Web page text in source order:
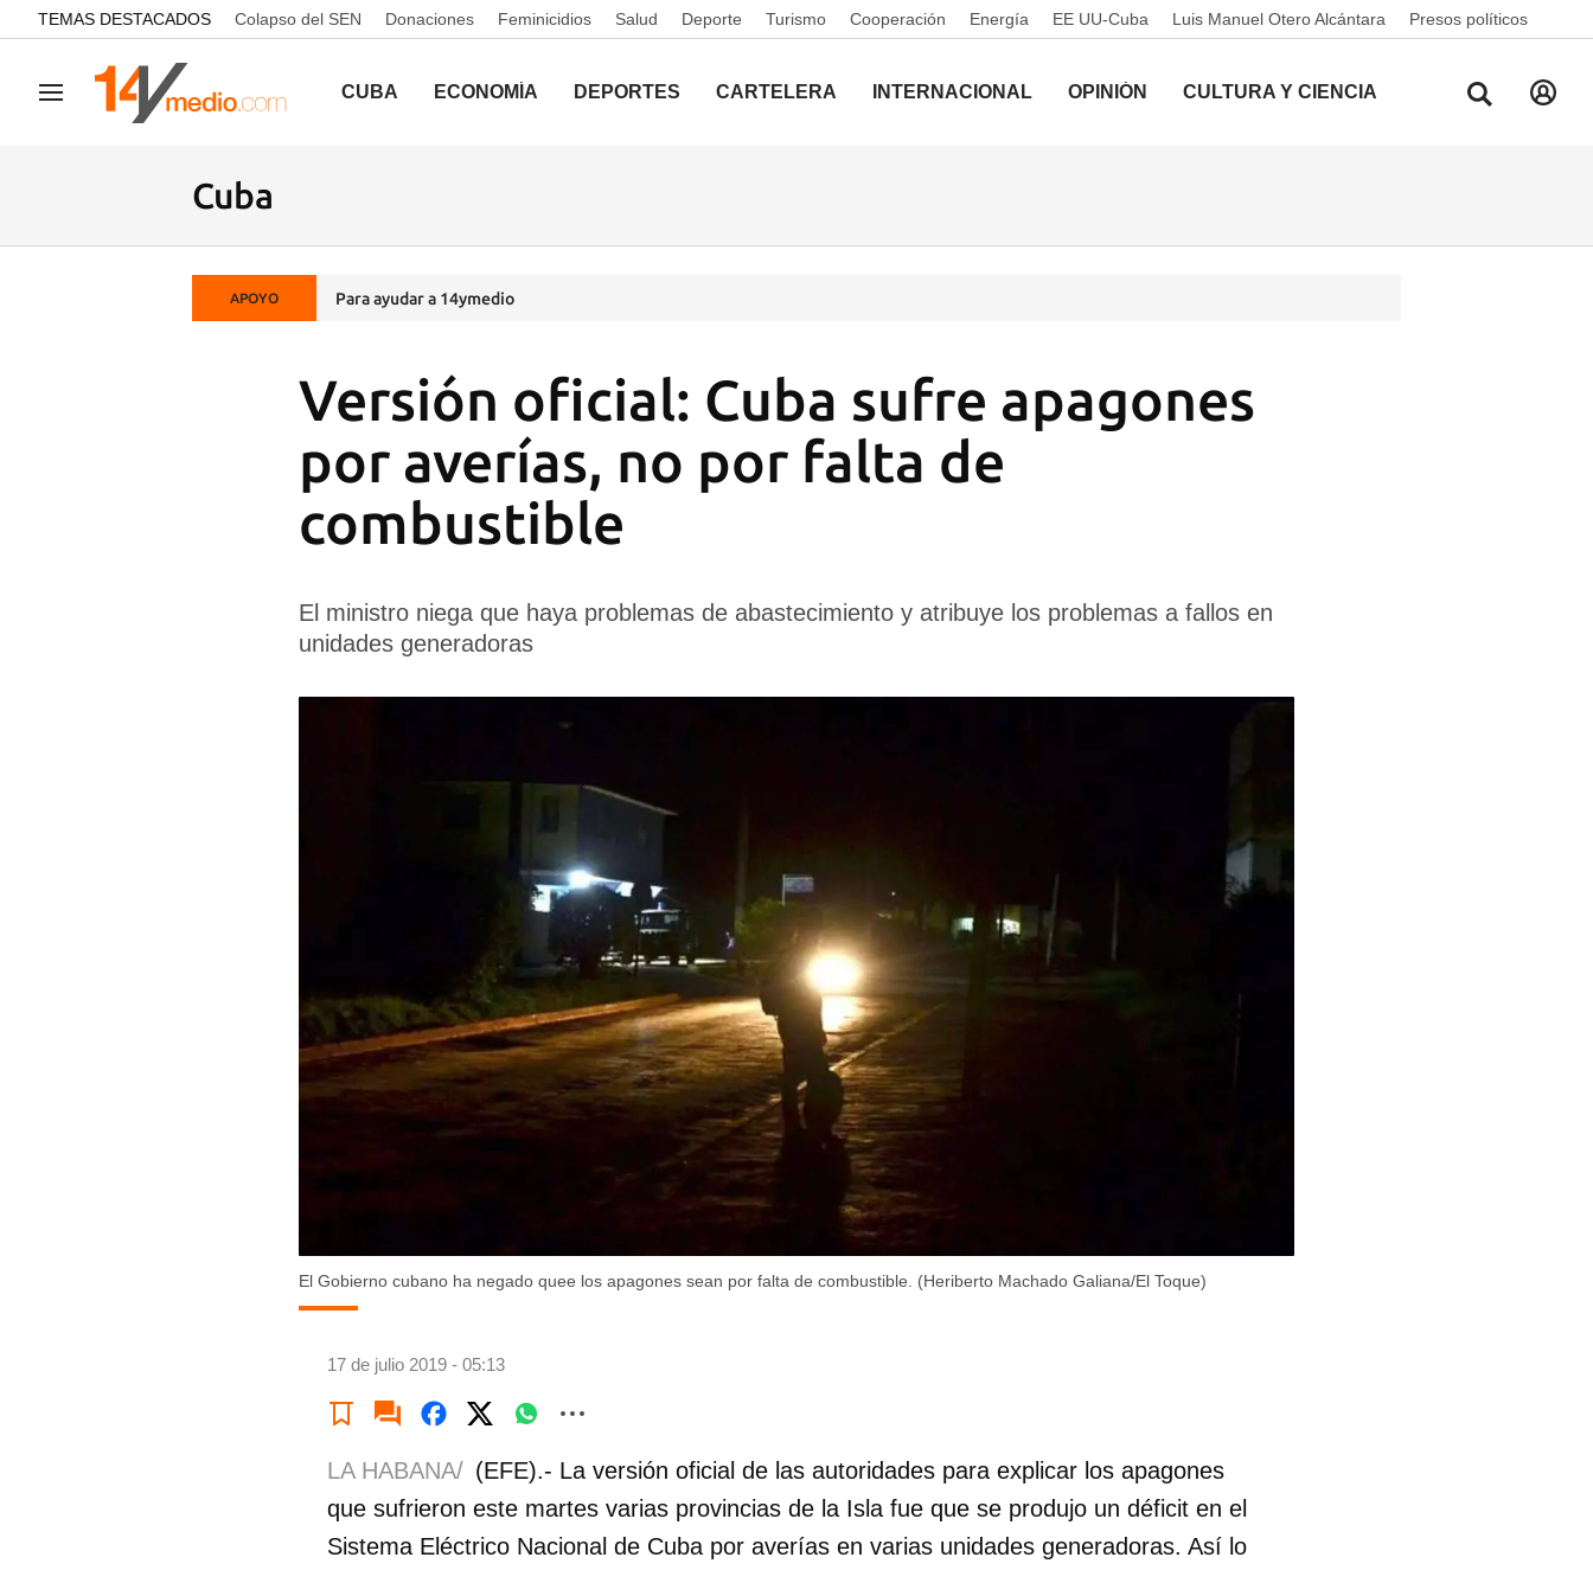
common.go-to-content
TEMAS DESTACADOS Colapso del SEN Donaciones Feminicidios Salud Deporte Turismo Cooperación Energía EE UU-Cuba Luis Manuel Otero Alcántara Presos políticos
Navegación CUBA ECONOMÍA DEPORTES CARTELERA INTERNACIONAL OPINIÓN CULTURA Y CIENCIA
Cuba
APOYO Para ayudar a 14ymedio
Versión oficial: Cuba sufre apagones
por averías, no por falta de
combustible
El ministro niega que haya problemas de abastecimiento y atribuye los problemas a fallos en
unidades generadoras
El Gobierno cubano ha negado quee los apagones sean por falta de combustible. (Heriberto Machado Galiana/El Toque)
17 de julio 2019 - 05:13
LA HABANA/ (EFE).- La versión oficial de las autoridades para explicar los apagones
que sufrieron este martes varias provincias de la Isla fue que se produjo un déficit en el
Sistema Eléctrico Nacional de Cuba por averías en varias unidades generadoras. Así lo